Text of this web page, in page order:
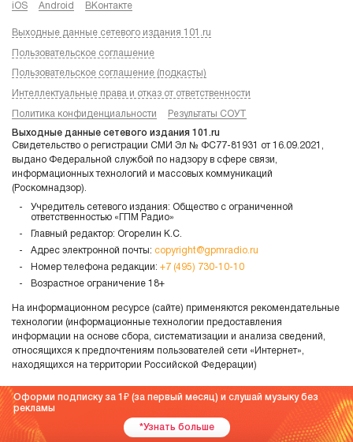
iOS Android ВКонтакте
Выходные данные сетевого издания 101.ru
Пользовательское соглашение
Пользовательское соглашение (подкасты)
Интеллектуальные права и отказ от ответственности
Политика конфиденциальности Результаты СОУТ
Выходные данные сетевого издания 101.ru
Свидетельство о регистрации СМИ Эл № ФС77-81931 от 16.09.2021,
выдано Федеральной службой по надзору в сфере связи,
информационных технологий и массовых коммуникаций
(Роскомнадзор).
Учредитель сетевого издания: Общество с ограниченной
ответственностью «ГПМ Радио»
Главный редактор: Огорелин К.С.
Адрес электронной почты: copyright@gpmradio.ru
Номер телефона редакции: +7 (495) 730-10-10
Возрастное ограничение 18+
На информационном ресурсе (сайте) применяются рекомендательные
технологии (информационные технологии предоставления
информации на основе сбора, систематизации и анализа сведений,
относящихся к предпочтениям пользователей сети «Интернет»,
находящихся на территории Российской Федерации)
Оформи подписку за 1
(за первый месяц) и слушай музыку без
рекламы
*Узнать больше